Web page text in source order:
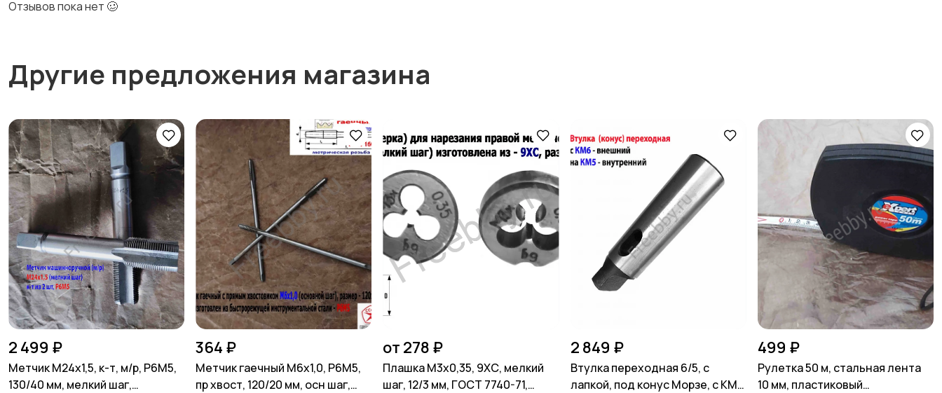
Отзывов пока нет 🥴
Другие предложения магазина
2 499 ₽
Метчик М24х1,5, к-т, м/р, Р6М5,
130/40 мм, мелкий шаг,
364 ₽
Метчик гаечный М6х1,0, Р6М5,
пр хвост, 120/20 мм, осн шаг,
от 278 ₽
Плашка М3х0,35, 9ХС, мелкий
шаг, 12/3 мм, ГОСТ 7740-71,
2 849 ₽
Втулка переходная 6/5, с
лапкой, под конус Морзе, с КМ6
499 ₽
Рулетка 50 м, стальная лента
10 мм, пластиковый